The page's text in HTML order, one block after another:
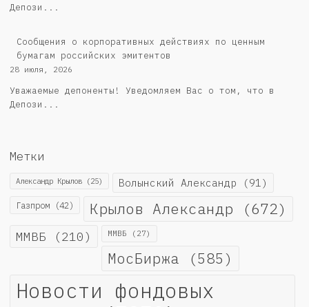
Депози...
Cообщения о корпоративных действиях по ценным
бумагам российских эмитентов
28 июля, 2026
Уважаемые депоненты! Уведомляем Вас о том, что в
Депози...
Метки
Александр Крылов (25) Волынский Александр (91)
Газпром (42) Крылов Александр (672)
ММВБ (210) ММВБ (27)
МосБиржа (585)
Новости фондовых